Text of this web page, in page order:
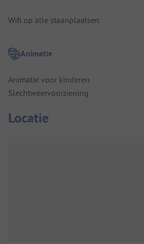
Wifi op alle staanplaatsen
Animatie
Animatie voor kinderen
Slechtweervoorziening
Locatie